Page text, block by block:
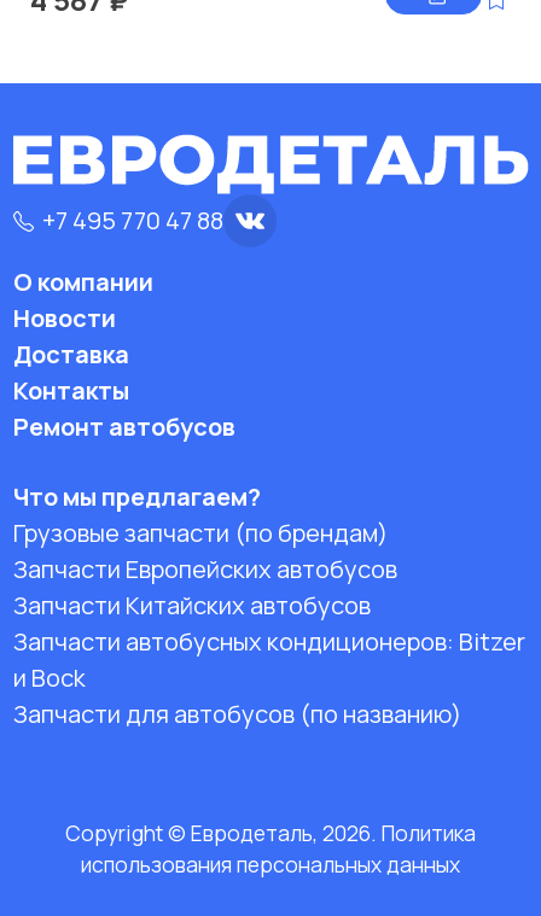
+7 495 770 47 88
О компании
Новости
Доставка
Контакты
Ремонт автобусов
Что мы предлагаем?
Грузовые запчасти (по брендам)
Запчасти Европейских автобусов
Запчасти Китайских автобусов
Запчасти автобусных кондиционеров: Bitzer
и Bock
Запчасти для автобусов (по названию)
Copyright © Евродеталь, 2026. Политика
использования персональных данных